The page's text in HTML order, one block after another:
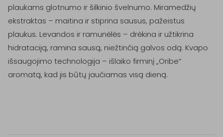
plaukams glotnumo ir šilkinio švelnumo. Miramedžių
ekstraktas – maitina ir stiprina sausus, pažeistus
plaukus. Levandos ir ramunėlės – drėkina ir užtikrina
hidrataciją, ramina sausą, niežtinčią galvos odą. Kvapo
išsaugojimo technologija – išlaiko firminį „Oribe“
aromatą, kad jis būtų jaučiamas visą dieną.